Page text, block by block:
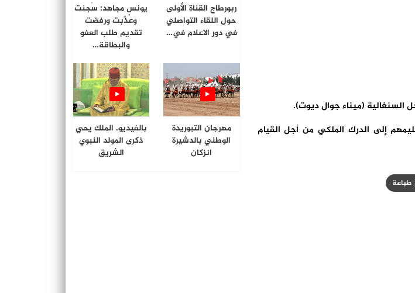
إلى الدرك الملكي من أجل القيام
طباعة
ربورطاج القناة الأولى
حول اللقاء التواصلي
في دور الاعلام في…
يونس مجاهد: سُجنت
وعُذّبت ورفضت
تقديم طلب العفو
والبطاقة…
مهرجان التبوريدة
الوطني بالدشيرة
انزكان
بالفيديو. الملك يحي
ذكرى المولد النبوي
الشريق